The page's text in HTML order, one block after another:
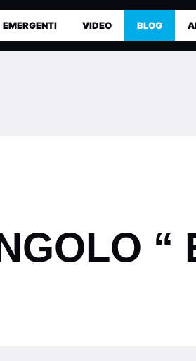
EMERGENTI VIDEO BLOG
“